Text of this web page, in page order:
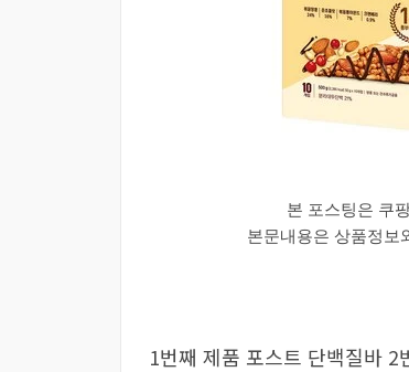
본 포스팅은 쿠
본문내용은 상품정보
1번째 제품 포스트 단백질바